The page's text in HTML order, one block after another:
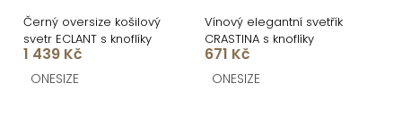
Černý oversize košilový
svetr ECLANT s knoflíky
1 439 Kč
ONESIZE
Vínový elegantní svetřík
CRASTINA s knoflíky
671 Kč
ONESIZE